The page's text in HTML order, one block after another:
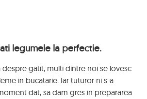
legumele la perfectie.
gatit, multi dintre noi se lovesc
in bucatarie. Iar tuturor ni s-a
dat, sa dam gres in prepararea